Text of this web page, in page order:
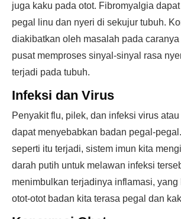
juga kaku pada otot. Fibromyalgia
pegal linu dan nyeri di sekujur tubuh.
diakibatkan oleh masalah pada
pusat memproses sinyal-sinyal rasa
terjadi pada tubuh.
Infeksi dan Virus
Penyakit flu, pilek, dan infeksi virus
dapat menyebabkan badan pegal-
seperti itu terjadi, sistem imun kita
darah putih untuk melawan infeksi
menimbulkan terjadinya inflamasi, yang
otot-otot badan kita terasa pegal dan